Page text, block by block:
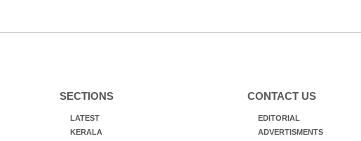
SECTIONS
LATEST
KERALA
CONTACT US
EDITORIAL
ADVERTISMENTS